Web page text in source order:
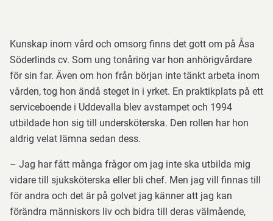
Kunskap inom vård och omsorg finns det gott om på Åsa
Söderlinds cv. Som ung tonåring var hon anhörigvårdare
för sin far. Även om hon från början inte tänkt arbeta inom
vården, tog hon ändå steget in i yrket. En praktikplats på ett
serviceboende i Uddevalla blev avstampet och 1994
utbildade hon sig till undersköterska. Den rollen har hon
aldrig velat lämna sedan dess.
– Jag har fått många frågor om jag inte ska utbilda mig
vidare till sjuksköterska eller bli chef. Men jag vill finnas till
för andra och det är på golvet jag känner att jag kan
förändra människors liv och bidra till deras välmående,